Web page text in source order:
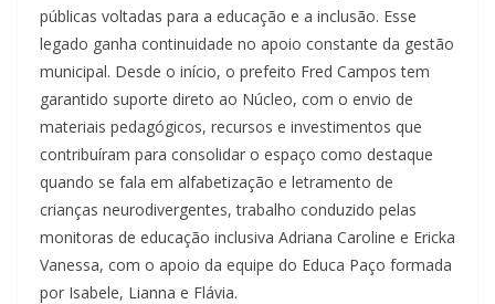
públicas voltadas para a educação e a inclusão. Esse
legado ganha continuidade no apoio constante da gestão
municipal. Desde o início, o prefeito Fred Campos tem
garantido suporte direto ao Núcleo, com o envio de
materiais pedagógicos, recursos e investimentos que
contribuíram para consolidar o espaço como destaque
quando se fala em alfabetização e letramento de
crianças neurodivergentes, trabalho conduzido pelas
monitoras de educação inclusiva Adriana Caroline e Ericka
Vanessa, com o apoio da equipe do Educa Paço formada
por Isabele, Lianna e Flávia.